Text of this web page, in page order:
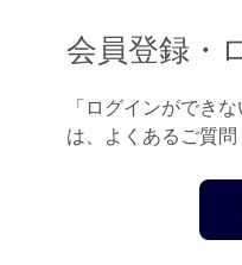
会員登録・
「ログインができ
は、よくあるご質